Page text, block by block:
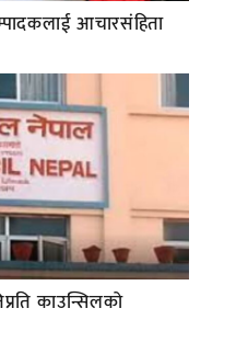
आचारसंहिता
काउन्सिलको